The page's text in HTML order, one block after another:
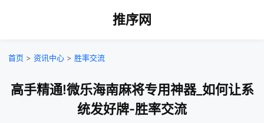
推序网
首页 > 资讯中心 > 胜率交流
高手精通!微乐海南麻将专用神器_如何让系
统发好牌-胜率交流